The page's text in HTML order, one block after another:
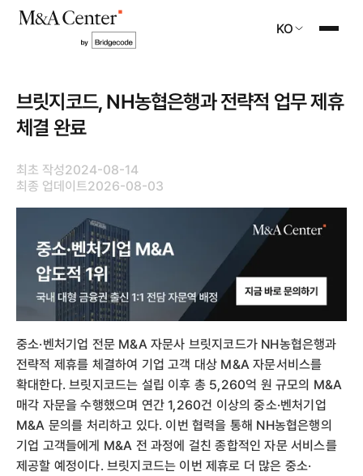
KO
브릿지코드, NH농협은행과 전략적 업무 제휴
체결 완료
최초 작성2024-08-14
최종 업데이트2026-08-03
중소·벤처기업 전문 M&A 자문사 브릿지코드가 NH농협은행과
전략적 제휴를 체결하여 기업 고객 대상 M&A 자문서비스를
확대한다. 브릿지코드는 설립 이후 총 5,260억 원 규모의 M&A
매각 자문을 수행했으며 연간 1,260건 이상의 중소·벤처기업
M&A 문의를 처리하고 있다. 이번 협력을 통해 NH농협은행의
기업 고객들에게 M&A 전 과정에 걸친 종합적인 자문 서비스를
제공할 예정이다. 브릿지코드는 이번 제휴로 더 많은 중소·